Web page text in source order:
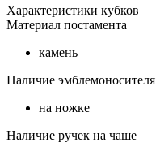
Характеристики кубков
Материал постамента
камень
Наличие эмблемоносителя
на ножке
Наличие ручек на чаше